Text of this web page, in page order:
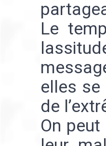
Le
elles se
de
On